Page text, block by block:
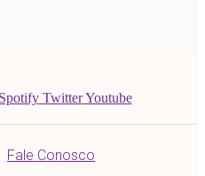
Spotify Twitter Youtube
Fale Conosco